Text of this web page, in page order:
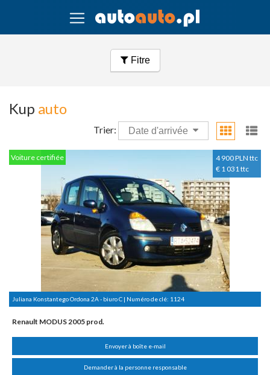
Fitre
Kup auto
Trier: Date d'arrivée
4 900 PLN ttc
€ 1 031 ttc
Voiture certifiée
Juliana Konstantego Ordona 2A - biuro C | Numéro de clé: 1124
Renault MODUS 2005 prod.
Envoyer à boîte e-mail
Demander à la personne responsable